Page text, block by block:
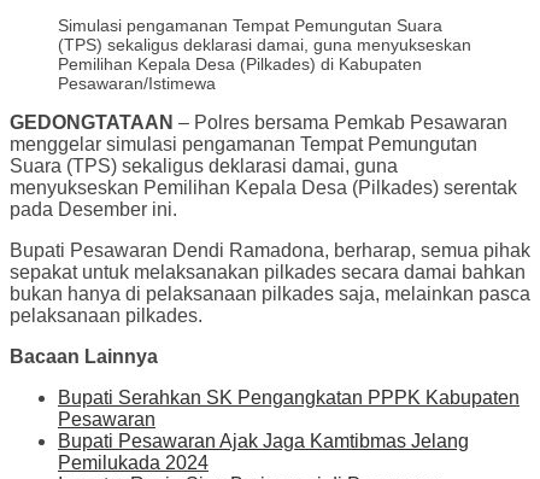
Simulasi pengamanan Tempat Pemungutan Suara
(TPS) sekaligus deklarasi damai, guna menyukseskan
Pemilihan Kepala Desa (Pilkades) di Kabupaten
Pesawaran/Istimewa
GEDONGTATAAN – Polres bersama Pemkab Pesawaran
menggelar simulasi pengamanan Tempat Pemungutan
Suara (TPS) sekaligus deklarasi damai, guna
menyukseskan Pemilihan Kepala Desa (Pilkades) serentak
pada Desember ini.
Bupati Pesawaran Dendi Ramadona, berharap, semua pihak
sepakat untuk melaksanakan pilkades secara damai bahkan
bukan hanya di pelaksanaan pilkades saja, melainkan pasca
pelaksanaan pilkades.
Bacaan Lainnya
Bupati Serahkan SK Pengangkatan PPPK Kabupaten
Pesawaran
Bupati Pesawaran Ajak Jaga Kamtibmas Jelang
Pemilukada 2024